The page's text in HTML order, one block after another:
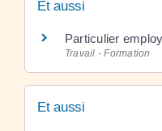
Et aussi
Particulier
Travail - Formation
Et aussi